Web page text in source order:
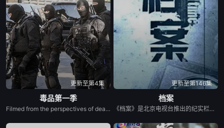
更新至第4集
毒品第一季
Filmed from the perspectives of dealers, users and the police, DOPE takes the the viewer into the
更新至第146集
档案
《档案》是北京电视台推出的纪实栏目，于2009年2月4日开播。节目定位为演播室节目，由一个特定的，极具个性化的讲述者（主持人）现场讲述和展示为基本形态，节目形式以案件和事件现场实录回放为线索，首次披露国内大案要案、社会传奇、情感故事等；其内涵深外延广。节目贴近百姓生活，紧跟时代脉搏，展现人生百态，透视社会万象。百姓关心、关注的热点是我们节目选题的目光指向；更融合了国外最新传奇探索节目和国内栏目形式，以前所未有的视觉冲击力和“新奇特”角度探索世界，找寻那曾经的真实所在和鲜为人知的事实真相。